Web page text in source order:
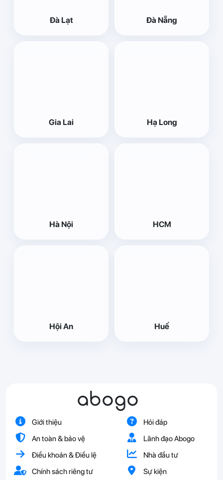
Đà Lạt Đà Nẵng
Gia Lai Hạ Long
Hà Nội HCM
Hội An Huế
abogo
Giới thiệu
An toàn & bảo vệ
Điều khoản & Điều lệ
Chính sách riêng tư
Hỏi đáp
Lãnh đạo Abogo
Nhà đầu tư
Sự kiện